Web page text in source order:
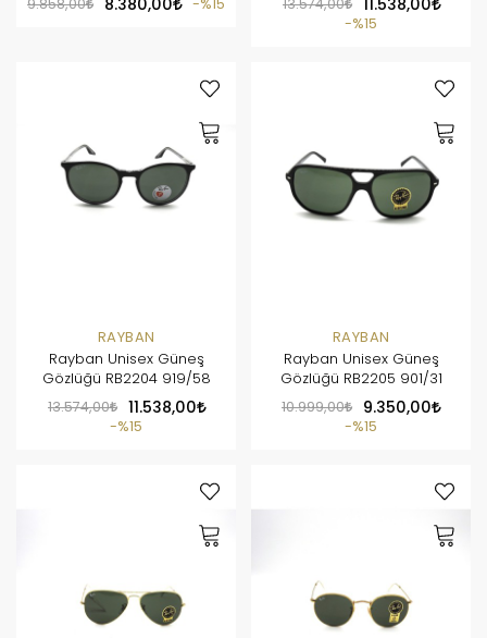
9.858,00 8.380,00 %15 13.574,00 11.538,00
%15
RAYBAN
Rayban Unisex Güneş
Gözlüğü RB2204 919/58
13.574,00
11.538,00
%15
RAYBAN
Rayban Unisex Güneş
Gözlüğü RB2205 901/31
10.999,00
9.350,00
%15